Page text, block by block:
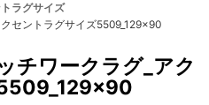
ラグサイズ
セントラグサイズ5509_129×90
チワークラグ_アク